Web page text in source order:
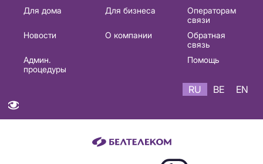
Основная
навигация
Для дома Для бизнеса
Операторам
связи
Новости
О компании
Обратная
связь
Админ.
процедуры
Помощь
RU BE EN